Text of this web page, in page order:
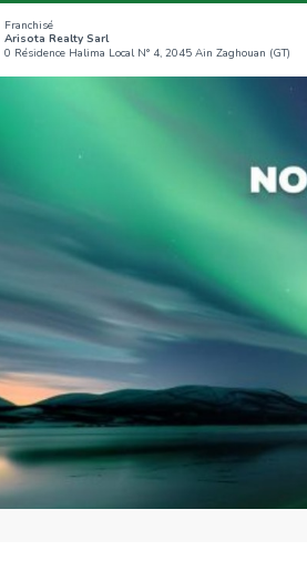
Franchisé
Arisota Realty Sarl
0 Résidence Halima Local N° 4, 2045 Ain Zaghouan (GT)